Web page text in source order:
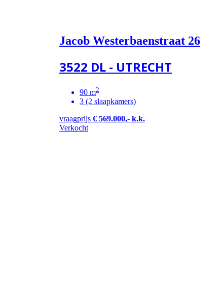
Jacob Westerbaenstraat 26
3522 DL - UTRECHT
90 m2
3 (2 slaapkamers)
vraagprijs € 569.000,- k.k.
Verkocht